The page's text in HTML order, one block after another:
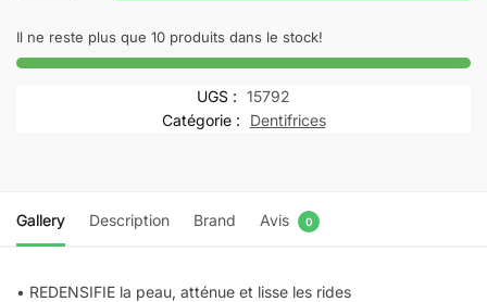
—
Sérum
éclaircissant
—
Il ne reste plus que 10 produits dans le stock!
UGS : 15792
Catégorie :
Dentifrices
Gallery Description Brand Avis 0
• REDENSIFIE la peau, atténue et lisse les rides